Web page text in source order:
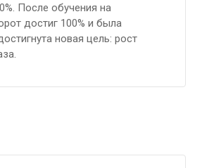
После обучения на
достиг 100% и была
новая цель: рост